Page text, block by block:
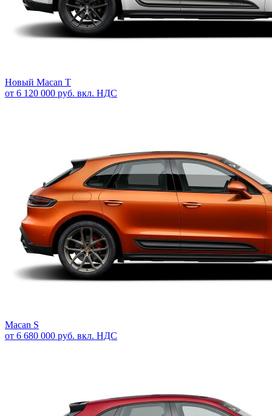
Новый Macan T
от 6 120 000 руб. вкл. НДС
Macan S
от 6 680 000 руб. вкл. НДС